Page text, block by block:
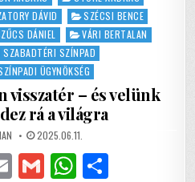
DÁVID
SZÉCSI BENCE
DÁNIEL
VÁRI BERTALAN
SZABADTÉRI SZÍNPAD
ÜGYNÖKSÉG
visszatér – és velünk
rá a világra
PUBLISHED
2025.06.11.
E
G
W